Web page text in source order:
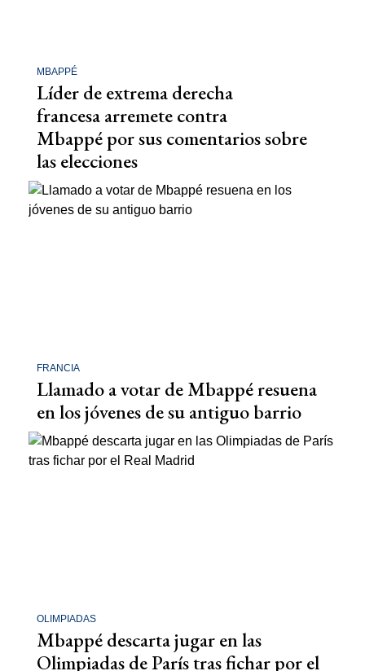
MBAPPÉ
Líder de extrema derecha
francesa arremete contra
Mbappé por sus comentarios sobre
las elecciones
FRANCIA
Llamado a votar de Mbappé resuena
en los jóvenes de su antiguo barrio
OLIMPIADAS
Mbappé descarta jugar en las
Olimpiadas de París tras fichar por el